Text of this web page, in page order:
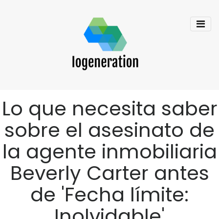
Lo que necesita saber
sobre el asesinato de
la agente inmobiliaria
Beverly Carter antes
de 'Fecha límite: